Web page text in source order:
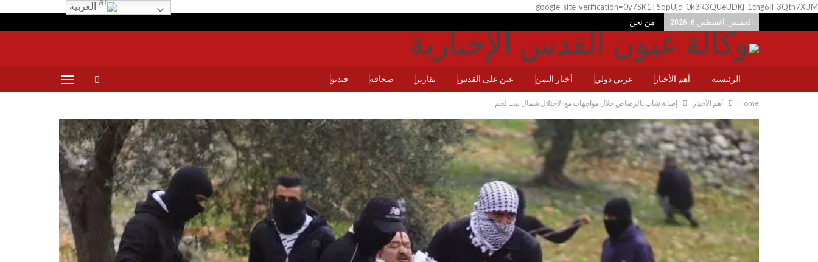
google-site-verification=0y7SK1TSqpUjd-0k3R3QUeUDKj-1chg6Il-3Qtn7XUM
الخميس, أغسطس 6, 2026 من نحن
الرئيسية أهم الأخبار عربي دولي أخبار اليمن عين على القدس تقارير صحافة فيديو
Home أهم الأخبار إصابة شاب بالرصاص خلال مواجهات مع الاحتلال شمال بيت لحم
العربية